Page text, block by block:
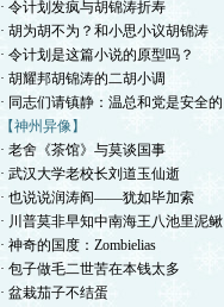
· 令计划发疯与胡锦涛折寿
· 胡为胡不为？和小思小议胡锦涛
· 令计划是这篇小说的原型吗？
· 胡耀邦胡锦涛的二胡小调
· 同志们请镇静：温总和党是安全的
【神州异像】
· 老舍《茶馆》与莫谈国事
· 武汉大学老校长刘道玉仙逝
· 也说说润涛阎——犹如毕加索
· 川普莫非早知中南海王八池里泥鳅
· 神奇的国度：Zombielias
· 包子做毛二世苦在本钱太多
· 盆栽茄子不结蛋